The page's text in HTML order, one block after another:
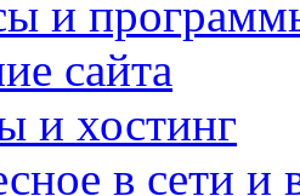
и
сайта
и хостинг
в сети и